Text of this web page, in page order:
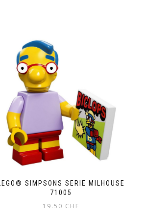
SIMPSONS SERIE MILHOUSE
71005
19.50 CHF